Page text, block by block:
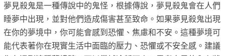
夢見殺鬼是一種傳說中的鬼怪，根據傳說，夢見殺鬼會在人們
睡夢中出現，並對他們造成傷害甚至致命。如果夢見殺鬼出現
在你的夢境中，你可能會感到恐懼、焦慮和不安。這種夢境可
能代表著你在現實生活中面臨的壓力、恐懼或不安全感。建議